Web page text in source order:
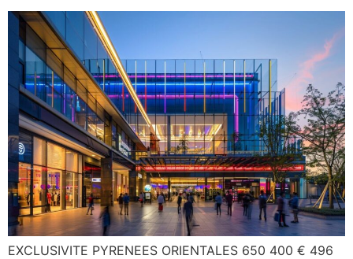
EXCLUSIVITE PYRENEES ORIENTALES 650 400 € 496